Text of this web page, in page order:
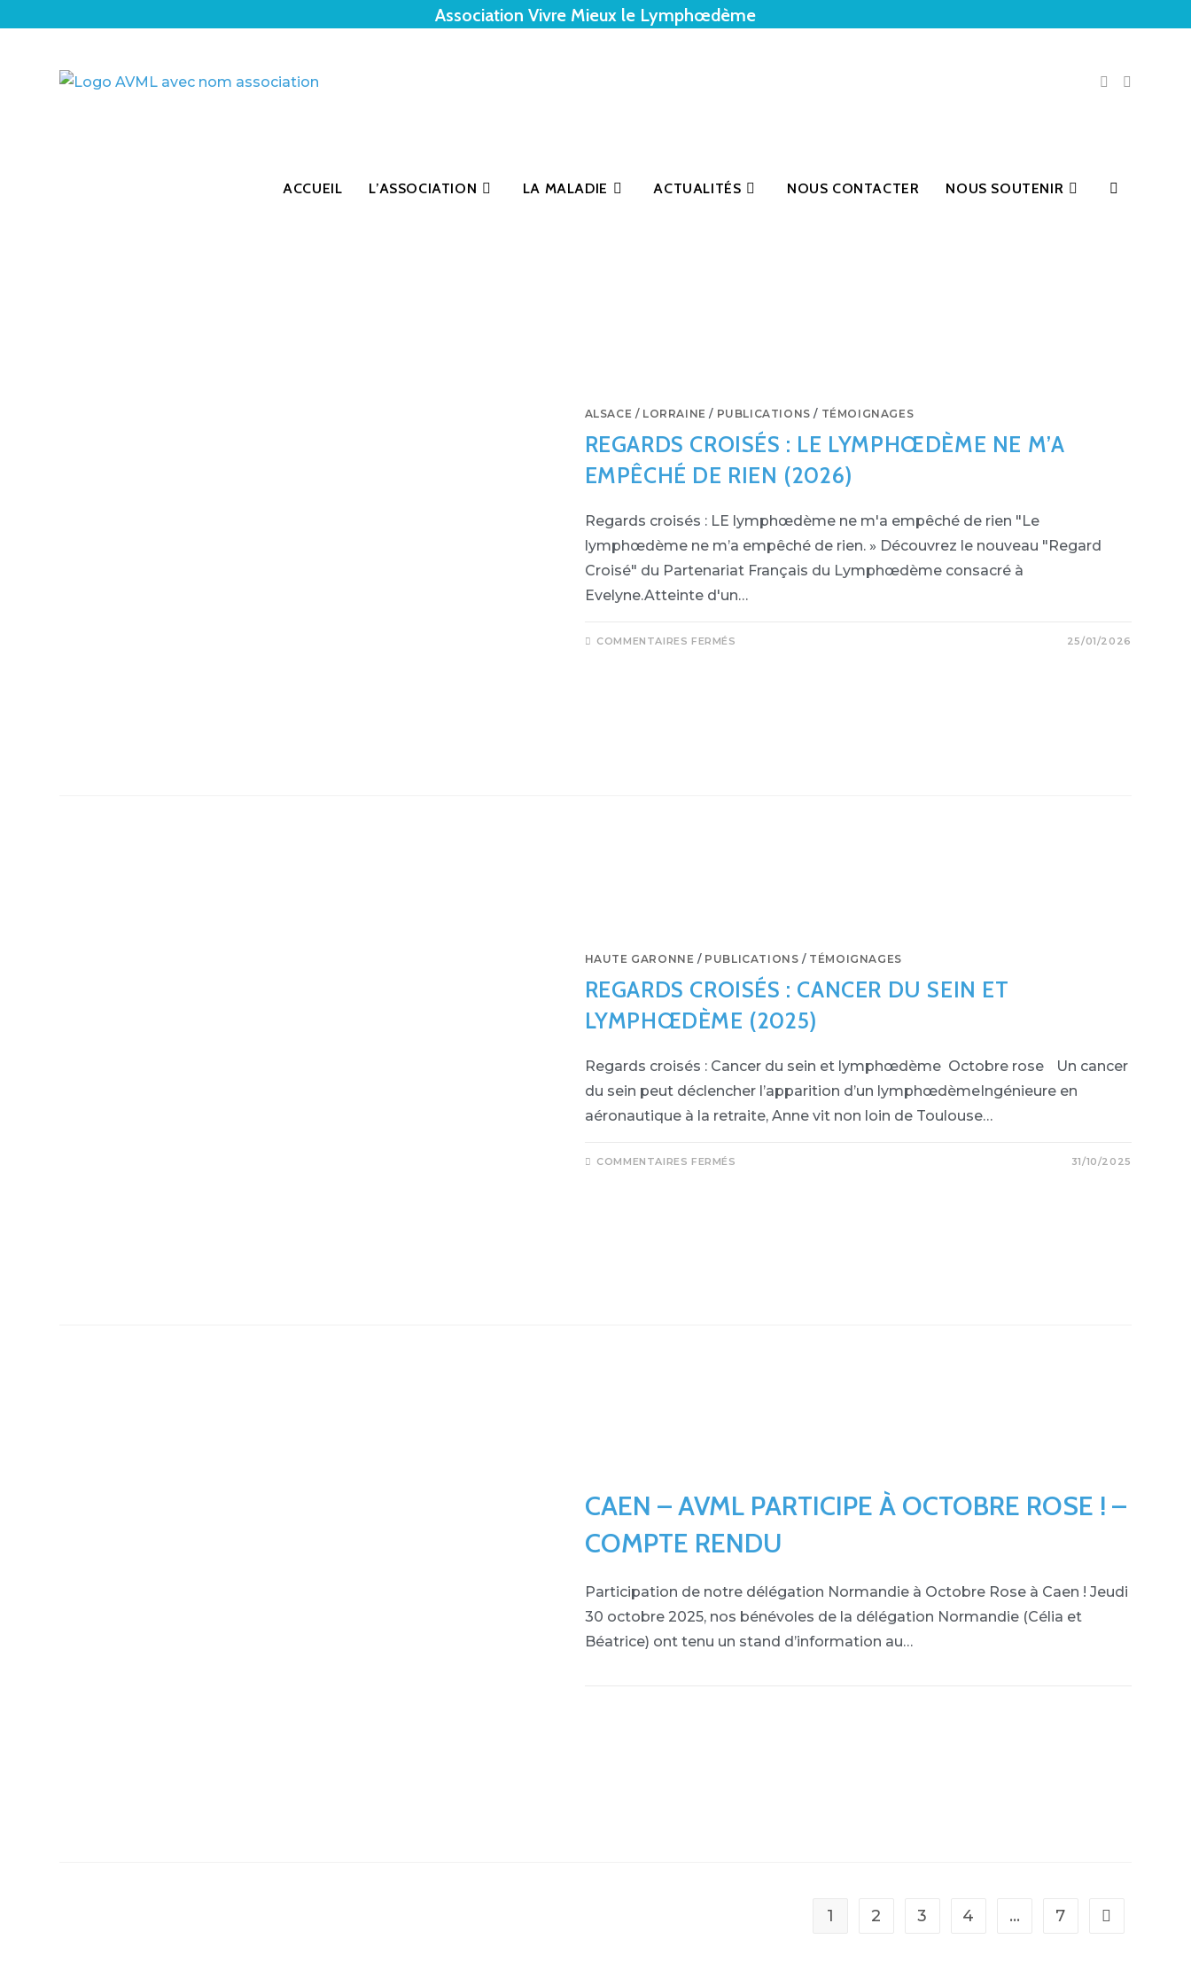
Association Vivre Mieux le Lymphœdème
ACCUEIL L’ASSOCIATION LA MALADIE ACTUALITÉS NOUS CONTACTER NOUS SOUTENIR
ALSACE / LORRAINE / PUBLICATIONS / TÉMOIGNAGES
REGARDS CROISÉS : LE LYMPHŒDÈME NE M’A
EMPÊCHÉ DE RIEN (2026)
Regards croisés : LE lymphœdème ne m'a empêché de rien "Le
lymphœdème ne m’a empêché de rien. » Découvrez le nouveau "Regard
Croisé" du Partenariat Français du Lymphœdème consacré à
Evelyne.Atteinte d'un…
COMMENTAIRES FERMÉS 25/01/2026
HAUTE GARONNE / PUBLICATIONS / TÉMOIGNAGES
REGARDS CROISÉS : CANCER DU SEIN ET
LYMPHŒDÈME (2025)
Regards croisés : Cancer du sein et lymphœdème Octobre rose Un cancer
du sein peut déclencher l’apparition d’un lymphœdèmeIngénieure en
aéronautique à la retraite, Anne vit non loin de Toulouse…
COMMENTAIRES FERMÉS 31/10/2025
CAEN – AVML PARTICIPE À OCTOBRE ROSE ! –
COMPTE RENDU
Participation de notre délégation Normandie à Octobre Rose à Caen ! Jeudi
30 octobre 2025, nos bénévoles de la délégation Normandie (Célia et
Béatrice) ont tenu un stand d’information au…
1 2 3 4 … 7